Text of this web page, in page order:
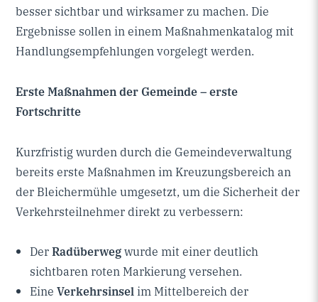
besser sichtbar und wirksamer zu machen. Die
Ergebnisse sollen in einem Maßnahmenkatalog mit
Handlungsempfehlungen vorgelegt werden.
Erste Maßnahmen der Gemeinde – erste
Fortschritte
Kurzfristig wurden durch die Gemeindeverwaltung
bereits erste Maßnahmen im Kreuzungsbereich an
der Bleichermühle umgesetzt, um die Sicherheit der
Verkehrsteilnehmer direkt zu verbessern:
DerRadüberwegwurde mit einer deutlich
sichtbaren roten Markierung versehen.
EineVerkehrsinselim Mittelbereich der